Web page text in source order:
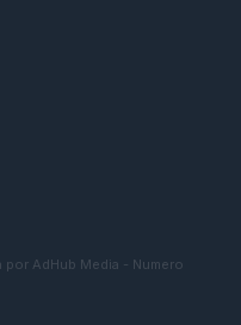
AdHub Media - Numero